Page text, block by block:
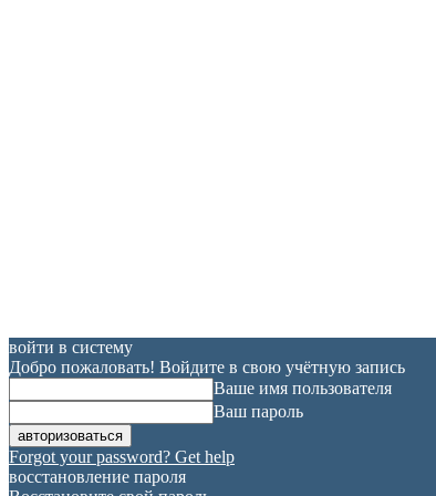
войти в систему
Добро пожаловать! Войдите в свою учётную запись
Ваше имя пользователя
Ваш пароль
Forgot your password? Get help
восстановление пароля